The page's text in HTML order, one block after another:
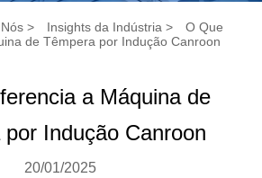
> Insights da Indústria >
O Que
de Têmpera por Indução Canroon
a Máquina de
Indução Canroon
20/01/2025